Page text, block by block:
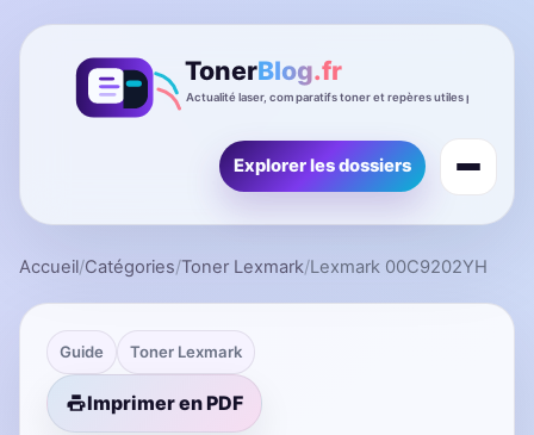
Explorer les dossiers
Accueil/Catégories/Toner Lexmark/Lexmark 00C9202YH
Guide Toner Lexmark
Imprimer en PDF